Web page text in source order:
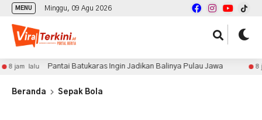
MENU Minggu, 09 Agu 2026
Pantai Batukaras Ingin Jadikan Balinya Pulau Jawa 8 jam lalu
Beranda Sepak Bola